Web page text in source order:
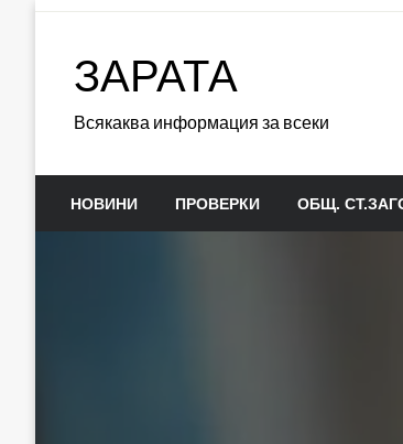
ЗАРАТА
Всякаква информация за всеки
НОВИНИ ПРОВЕРКИ ОБЩ.